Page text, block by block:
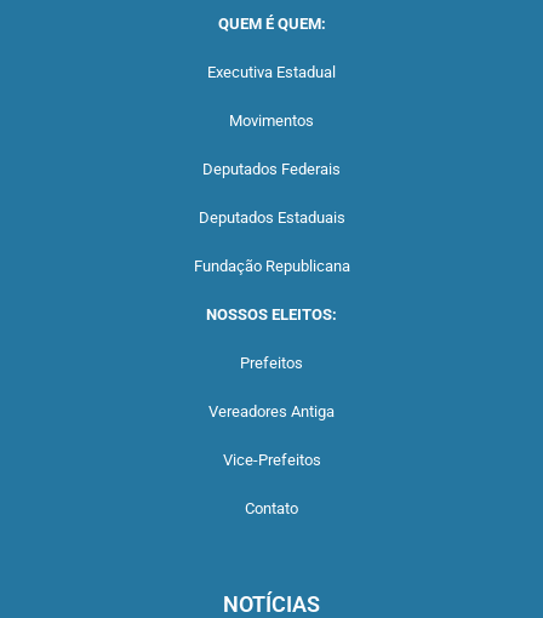
QUEM É QUEM:
Executiva Estadual
Movimentos
Deputados Federais
Deputados Estaduais
Fundação Republicana
NOSSOS ELEITOS:
Prefeitos
Vereadores Antiga
Vice-Prefeitos
Contato
NOTÍCIAS